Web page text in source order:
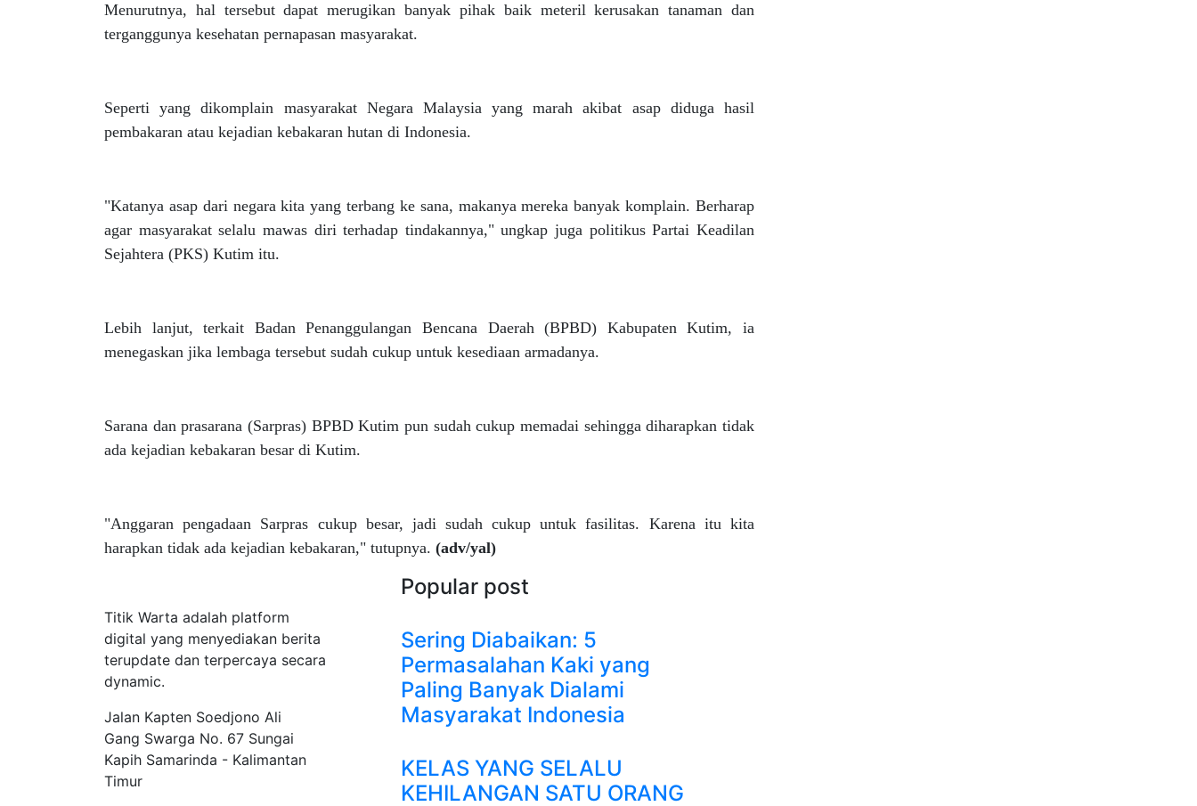
Menurutnya, hal tersebut dapat merugikan banyak pihak baik meteril kerusakan tanaman dan
terganggunya kesehatan pernapasan masyarakat.
Seperti yang dikomplain masyarakat Negara Malaysia yang marah akibat asap diduga hasil
pembakaran atau kejadian kebakaran hutan di Indonesia.
"Katanya asap dari negara kita yang terbang ke sana, makanya mereka banyak komplain. Berharap
agar masyarakat selalu mawas diri terhadap tindakannya," ungkap juga politikus Partai Keadilan
Sejahtera (PKS) Kutim itu.
Lebih lanjut, terkait Badan Penanggulangan Bencana Daerah (BPBD) Kabupaten Kutim, ia
menegaskan jika lembaga tersebut sudah cukup untuk kesediaan armadanya.
Sarana dan prasarana (Sarpras) BPBD Kutim pun sudah cukup memadai sehingga diharapkan tidak
ada kejadian kebakaran besar di Kutim.
"Anggaran pengadaan Sarpras cukup besar, jadi sudah cukup untuk fasilitas. Karena itu kita
harapkan tidak ada kejadian kebakaran," tutupnya. (adv/yal)
Titik Warta adalah platform
digital yang menyediakan berita
terupdate dan terpercaya secara
dynamic.
Jalan Kapten Soedjono Ali
Gang Swarga No. 67 Sungai
Kapih Samarinda - Kalimantan
Timur
Popular post
Sering Diabaikan: 5
Permasalahan Kaki yang
Paling Banyak Dialami
Masyarakat Indonesia
KELAS YANG SELALU
KEHILANGAN SATU ORANG